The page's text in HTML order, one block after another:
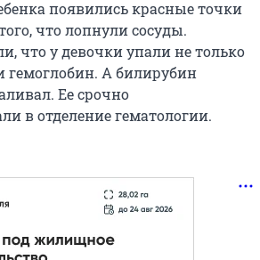
появились красные точки
что лопнули сосуды.
что у девочки упали не только
гемоглобин. А билирубин
Ее срочно
в отделение гематологии.